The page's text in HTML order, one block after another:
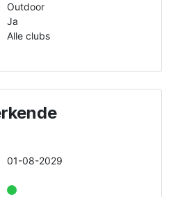
Outdoor
Ja
Alle clubs
01-08-2029